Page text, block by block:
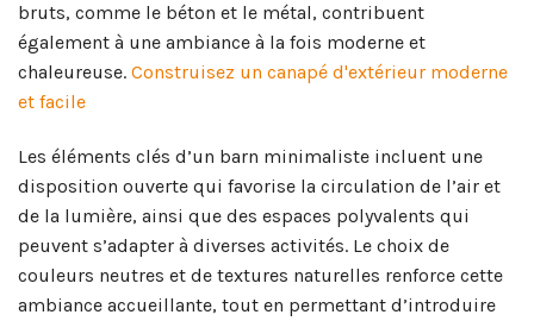
bruts, comme le béton et le métal, contribuent
également à une ambiance à la fois moderne et
chaleureuse. Construisez un canapé d'extérieur moderne
et facile
Les éléments clés d’un barn minimaliste incluent une
disposition ouverte qui favorise la circulation de l’air et
de la lumière, ainsi que des espaces polyvalents qui
peuvent s’adapter à diverses activités. Le choix de
couleurs neutres et de textures naturelles renforce cette
ambiance accueillante, tout en permettant d’introduire